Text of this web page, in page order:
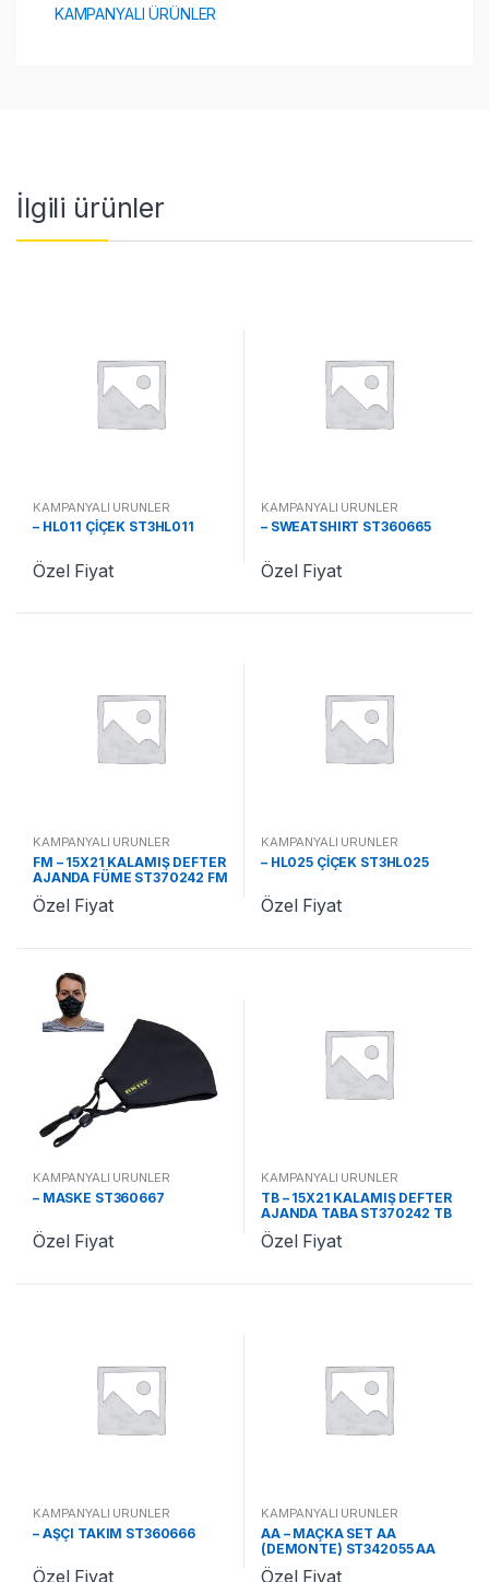
KAMPANYALI ÜRÜNLER
İlgili ürünler
KAMPANYALI ÜRÜNLER
– HL011 ÇİÇEK ST3HL011
Özel Fiyat
KAMPANYALI ÜRÜNLER
– SWEATSHIRT ST360665
Özel Fiyat
KAMPANYALI ÜRÜNLER
FM – 15X21 KALAMIŞ DEFTER
AJANDA FÜME ST370242 FM
Özel Fiyat
KAMPANYALI ÜRÜNLER
– HL025 ÇİÇEK ST3HL025
Özel Fiyat
KAMPANYALI ÜRÜNLER
– MASKE ST360667
Özel Fiyat
KAMPANYALI ÜRÜNLER
TB – 15X21 KALAMIŞ DEFTER
AJANDA TABA ST370242 TB
Özel Fiyat
KAMPANYALI ÜRÜNLER
– AŞÇI TAKIM ST360666
Özel Fiyat
KAMPANYALI ÜRÜNLER
AA – MAÇKA SET AA
(DEMONTE) ST342055 AA
Özel Fiyat